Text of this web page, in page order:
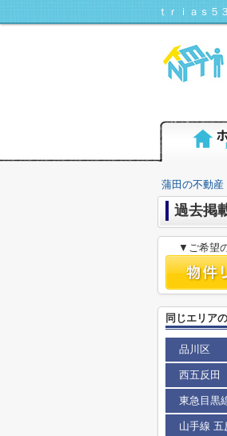
ｔｒｉａｓ５
蒲田の不動
過去掲
▼ご希望
同じエリア
品川区
西五反田
東急目黒
山手線 五